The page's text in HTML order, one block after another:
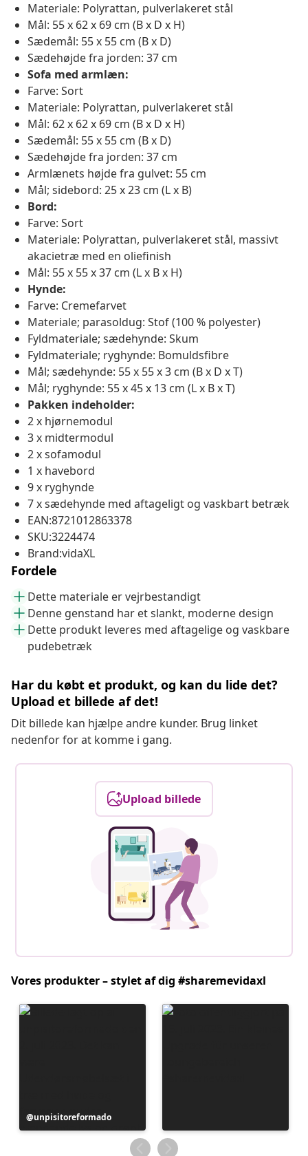
Materiale: Polyrattan, pulverlakeret stål
Mål: 55 x 62 x 69 cm (B x D x H)
Sædemål: 55 x 55 cm (B x D)
Sædehøjde fra jorden: 37 cm
Sofa med armlæn:
Farve: Sort
Materiale: Polyrattan, pulverlakeret stål
Mål: 62 x 62 x 69 cm (B x D x H)
Sædemål: 55 x 55 cm (B x D)
Sædehøjde fra jorden: 37 cm
Armlænets højde fra gulvet: 55 cm
Mål; sidebord: 25 x 23 cm (L x B)
Bord:
Farve: Sort
Materiale: Polyrattan, pulverlakeret stål, massivt
akacietræ med en oliefinish
Mål: 55 x 55 x 37 cm (L x B x H)
Hynde:
Farve: Cremefarvet
Materiale; parasoldug: Stof (100 % polyester)
Fyldmateriale; sædehynde: Skum
Fyldmateriale; ryghynde: Bomuldsfibre
Mål; sædehynde: 55 x 55 x 3 cm (B x D x T)
Mål; ryghynde: 55 x 45 x 13 cm (L x B x T)
Pakken indeholder:
2 x hjørnemodul
3 x midtermodul
2 x sofamodul
1 x havebord
9 x ryghynde
7 x sædehynde med aftageligt og vaskbart betræk
EAN:8721012863378
SKU:3224474
Brand:vidaXL
Fordele
Dette materiale er vejrbestandigt
Denne genstand har et slankt, moderne design
Dette produkt leveres med aftagelige og vaskbare
pudebetræk
Har du købt et produkt, og kan du lide det?
Upload et billede af det!
Dit billede kan hjælpe andre kunder. Brug linket
nedenfor for at komme i gang.
Upload billede
Vores produkter – stylet af dig #sharemevidaxl
Opslag
offentliggjort
unpisitoreformado